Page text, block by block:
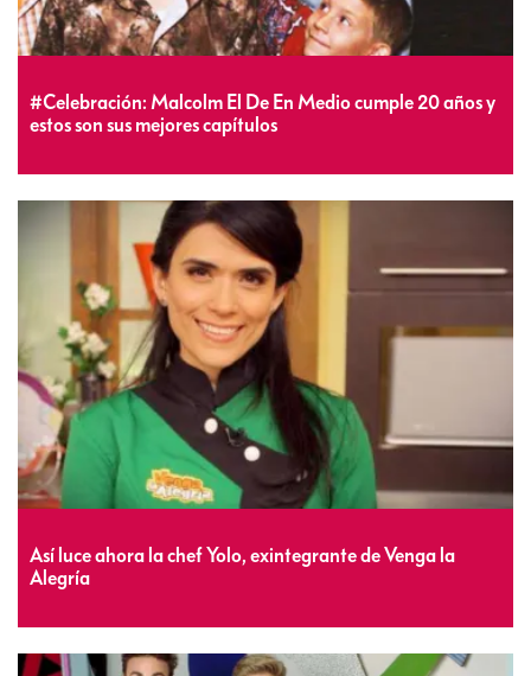
#Celebración: Malcolm El De En Medio cumple 20 años y
estos son sus mejores capítulos
Así luce ahora la chef Yolo, exintegrante de Venga la
Alegría